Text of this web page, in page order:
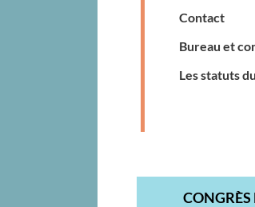
Contact
Bureau et
Les statuts